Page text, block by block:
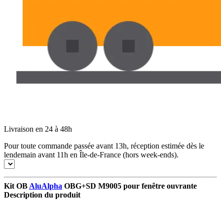
Livraison en 24 à 48h
Pour toute commande passée avant 13h, réception estimée dès le
lendemain avant 11h en Île-de-France (hors week-ends).
Kit OB AluAlpha OBG+SD M9005 pour fenêtre ouvrante
Description du produit